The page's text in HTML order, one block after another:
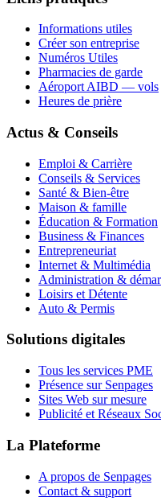
Informations utiles
Créer son entreprise
Numéros Utiles
Pharmacies de garde
Aéroport AIBD — vols
Heures de prière
Actus & Conseils
Emploi & Carrière
Conseils & Services
Santé & Bien-être
Maison & famille
Éducation & Formation
Business & Finances
Entrepreneuriat
Internet & Multimédia
Administration &
Loisirs et Détente
Auto & Permis
Solutions digitales
Tous les services PME
Présence sur Senpages
Sites Web sur mesure
Publicité et Réseaux
La Plateforme
A propos de Senpages
Contact & support